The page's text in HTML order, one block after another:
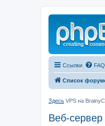
Ссылки FAQ
Список
Здесь VPS на
Веб-сервер